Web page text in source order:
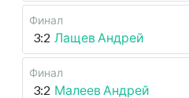
Финал
3:2 Лащев Андрей
Финал
3:2 Малеев Андрей